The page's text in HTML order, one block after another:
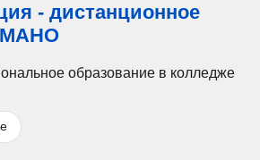
- дистанционное
образование в колледже